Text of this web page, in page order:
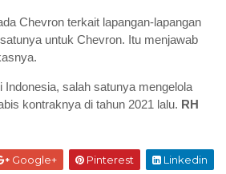
Chevron terkait lapangan-lapangan
untuk Chevron. Itu menjawab
salah satunya mengelola
kontraknya di tahun 2021 lalu. RH
Google+ Pinterest Linkedin